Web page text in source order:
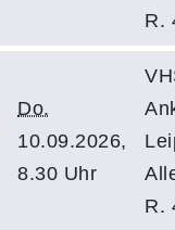
R.
Do.
10.09.2026,
8.30 Uhr
R.